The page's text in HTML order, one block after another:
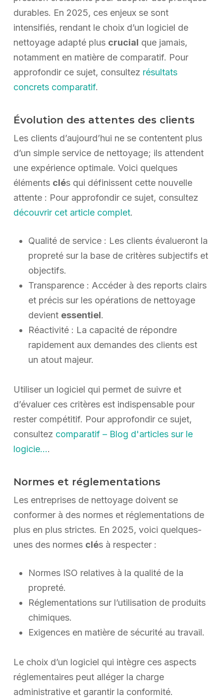
durables. En 2025, ces enjeux se sont
intensifiés, rendant le choix d’un logiciel de
nettoyage adapté plus crucial que jamais,
notamment en matière de comparatif. Pour
approfondir ce sujet, consultez résultats
concrets comparatif.
Évolution des attentes des clients
Les clients d’aujourd’hui ne se contentent plus
d’un simple service de nettoyage; ils attendent
une expérience optimale. Voici quelques
éléments clés qui définissent cette nouvelle
attente : Pour approfondir ce sujet, consultez
découvrir cet article complet.
Qualité de service : Les clients évalueront la
propreté sur la base de critères subjectifs et
objectifs.
Transparence : Accéder à des reports clairs
et précis sur les opérations de nettoyage
devient essentiel.
Réactivité : La capacité de répondre
rapidement aux demandes des clients est
un atout majeur.
Utiliser un logiciel qui permet de suivre et
d’évaluer ces critères est indispensable pour
rester compétitif. Pour approfondir ce sujet,
consultez comparatif – Blog d'articles sur le
logicie….
Normes et réglementations
Les entreprises de nettoyage doivent se
conformer à des normes et réglementations de
plus en plus strictes. En 2025, voici quelques-
unes des normes clés à respecter :
Normes ISO relatives à la qualité de la
propreté.
Réglementations sur l’utilisation de produits
chimiques.
Exigences en matière de sécurité au travail.
Le choix d’un logiciel qui intègre ces aspects
réglementaires peut alléger la charge
administrative et garantir la conformité.